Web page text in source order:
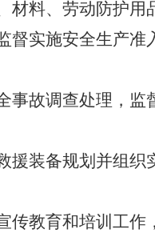
材料、劳动防护
督实施安全生产
故调查处理，监
装备规划并组织
教育和培训工作